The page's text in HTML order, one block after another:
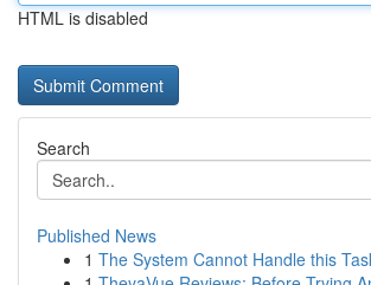
HTML is disabled
Search
Published News
1 The System Cannot Handle this